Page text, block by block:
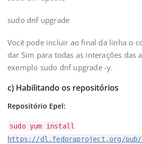
sudo dnf upgrade
Você pode incluir ao final da linha o
dar Sim para todas as interações das
exemplo sudo dnf upgrade -y.
c) Habilitando os repositórios
Repositório Epel:
sudo yum install
https://dl.fedoraproject.org/pub/